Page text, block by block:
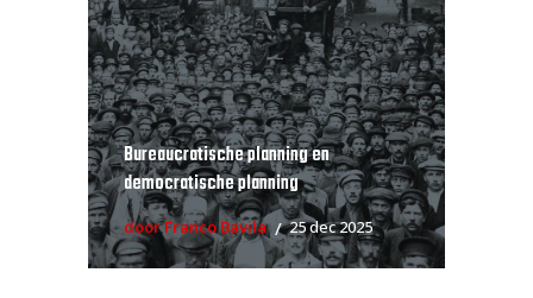
Bureaucratische planning en
democratische planning
door Franco Bavila 25 dec 2025